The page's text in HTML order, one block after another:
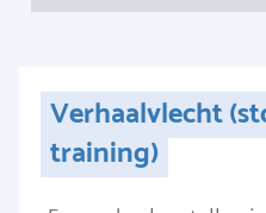
Verhaalvlecht
training)